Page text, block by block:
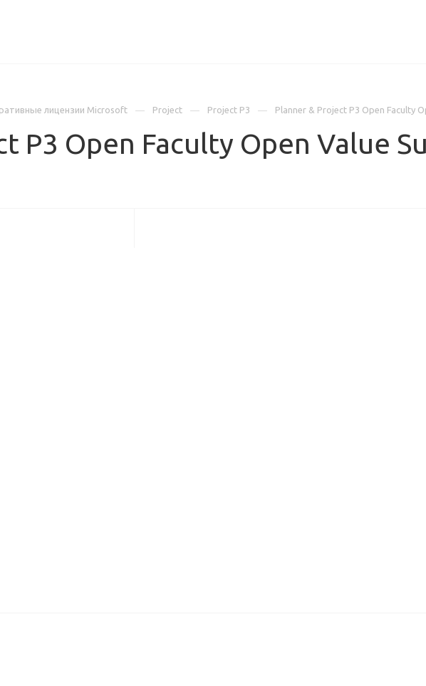
лицензии Microsoft Project Project P3 Planner & Project P3 Open Faculty
P3 Open Faculty Open Value